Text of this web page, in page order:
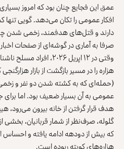
عمق این فجایع چنان بود که امروز
افکار عمومی را تکان می‌دهد. گویی
دارند و قتل‌های هدفمند، زخمی شدن چند
صرفا به آماری در گوشه‌ای از صفحات
وقتی در ۱۲ اپریل
هزاره را در مسیر بازگشت از بازار
(حمله‌ای که به کشته شدن دو نفر و
عمومی به آن بسیار ضعیف بود. اما برای
هدف قرار گرفتن از خانه بیرون
گلوله، صرف‌نظر از شمار قربانیان،
که بیش از دودهه ادامه یافته و احساس